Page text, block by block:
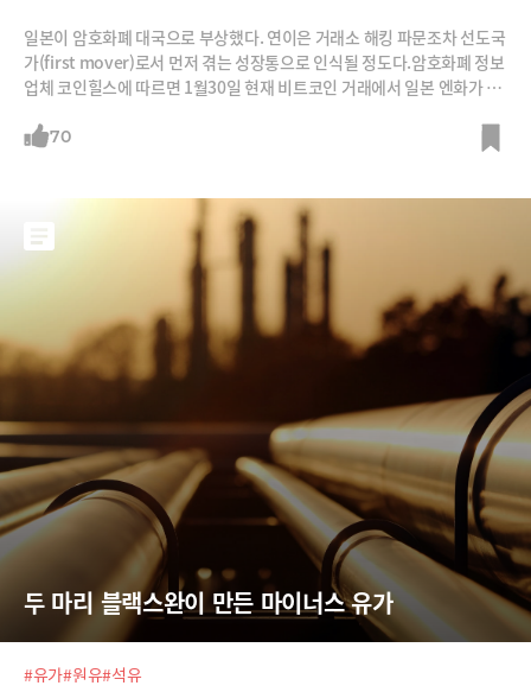
일본이 암호화폐 대국으로 부상했다. 연이은 거래소 해킹 파문조차 선도국
가(first mover)로서 먼저 겪는 성장통으로 인식될 정도다.암호화폐 정보
업체 코인힐스에 따르면 1월30일 현재 비트코인 거래에서 일본 엔화가 차
1%), 러시아 루블(0.93%)이 뒤따라 5위권에 들었다.최근 해킹 파문을 일
70
두 마리 블랙스완이 만든 마이너스 유가
#유가#원유#석유